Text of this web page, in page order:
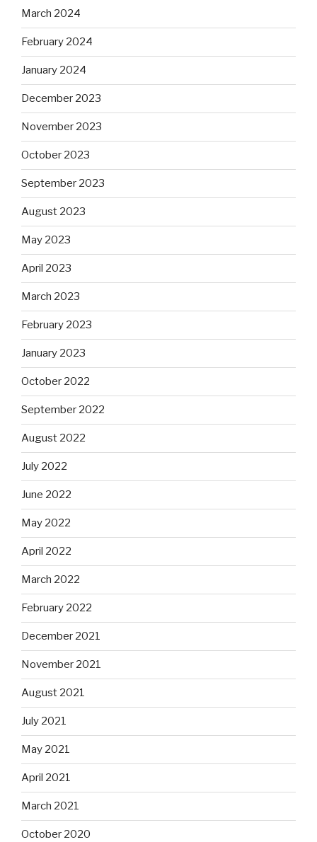
March 2024
February 2024
January 2024
December 2023
November 2023
October 2023
September 2023
August 2023
May 2023
April 2023
March 2023
February 2023
January 2023
October 2022
September 2022
August 2022
July 2022
June 2022
May 2022
April 2022
March 2022
February 2022
December 2021
November 2021
August 2021
July 2021
May 2021
April 2021
March 2021
October 2020